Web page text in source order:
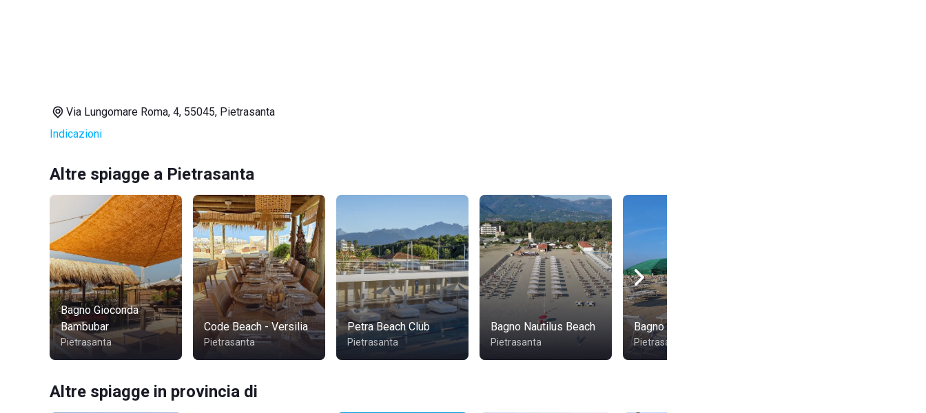
Via Lungomare Roma, 4, 55045, Pietrasanta
Indicazioni
Altre spiagge a Pietrasanta
Bagno Gioconda
Bambubar
Pietrasanta
Code Beach - Versilia
Pietrasanta
Petra Beach Club
Pietrasanta
Bagno Nautilus Beach
Pietrasanta
Bagno La Salute
Pietrasanta
Altre spiagge in provincia di